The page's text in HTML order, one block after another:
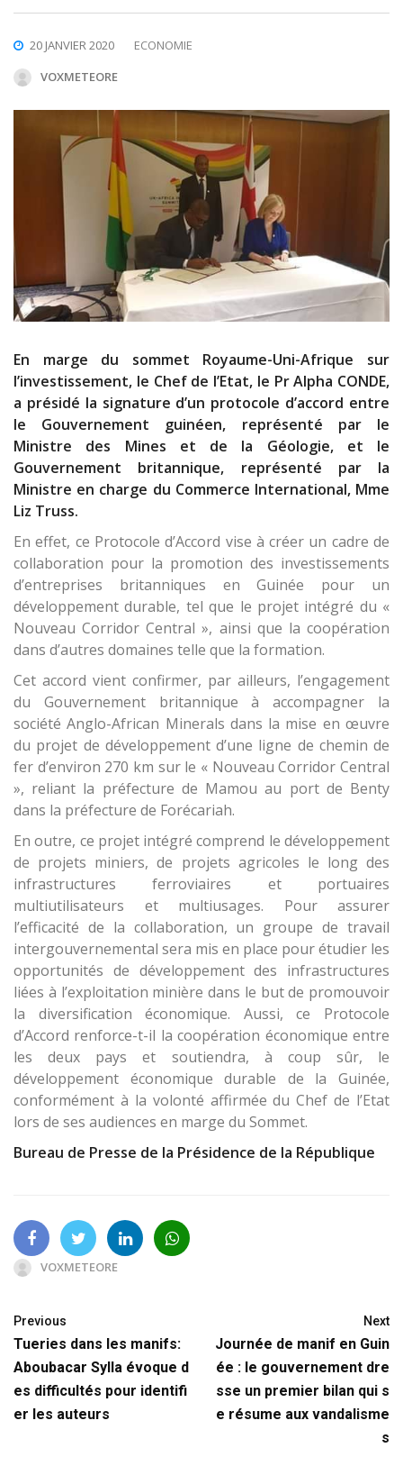
20 JANVIER 2020
ECONOMIE
VOXMETEORE
En marge du sommet Royaume-Uni-Afrique sur
l’investissement, le Chef de l’Etat, le Pr Alpha CONDE,
a présidé la signature d’un protocole d’accord entre
le Gouvernement guinéen, représenté par le
Ministre des Mines et de la Géologie, et le
Gouvernement britannique, représenté par la
Ministre en charge du Commerce International, Mme
Liz Truss.
En effet, ce Protocole d’Accord vise à créer un cadre de
collaboration pour la promotion des investissements
d’entreprises britanniques en Guinée pour un
développement durable, tel que le projet intégré du «
Nouveau Corridor Central », ainsi que la coopération
dans d’autres domaines telle que la formation.
Cet accord vient confirmer, par ailleurs, l’engagement
du Gouvernement britannique à accompagner la
société Anglo-African Minerals dans la mise en œuvre
du projet de développement d’une ligne de chemin de
fer d’environ 270 km sur le « Nouveau Corridor Central
», reliant la préfecture de Mamou au port de Benty
dans la préfecture de Forécariah.
En outre, ce projet intégré comprend le développement
de projets miniers, de projets agricoles le long des
infrastructures ferroviaires et portuaires
multiutilisateurs et multiusages. Pour assurer
l’efficacité de la collaboration, un groupe de travail
intergouvernemental sera mis en place pour étudier les
opportunités de développement des infrastructures
liées à l’exploitation minière dans le but de promouvoir
la diversification économique. Aussi, ce Protocole
d’Accord renforce-t-il la coopération économique entre
les deux pays et soutiendra, à coup sûr, le
développement économique durable de la Guinée,
conformément à la volonté affirmée du Chef de l’Etat
lors de ses audiences en marge du Sommet.
Bureau de Presse de la Présidence de la République
VOXMETEORE
Previous
Tueries dans les manifs:
Aboubacar Sylla évoque d
es difficultés pour identifi
er les auteurs
Next
Journée de manif en Guin
ée : le gouvernement dre
sse un premier bilan qui s
e résume aux vandalisme
s